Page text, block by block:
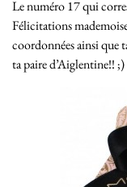
Le numéro 17 qui
Félicitations
coordonnées ainsi que
ta paire d’Aiglentine!! ;)